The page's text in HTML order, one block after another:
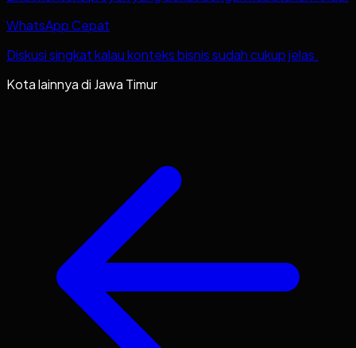
WhatsApp Cepat
Diskusi singkat kalau konteks bisnis sudah cukup jelas.
Kota lainnya di Jawa Timur